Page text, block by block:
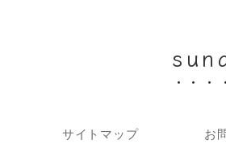
サイトマップ お